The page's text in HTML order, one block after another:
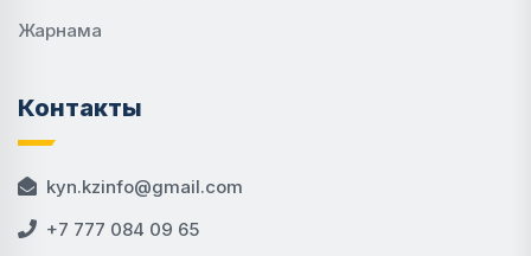
Жарнама
Контакты
kyn.kzinfo@gmail.com
+7 777 084 09 65